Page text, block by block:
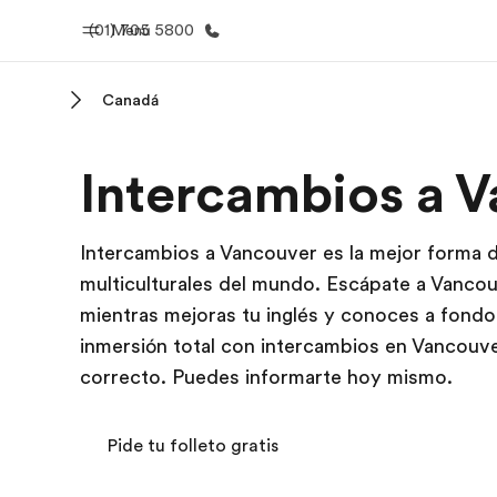
Menú
(01) 705 5800
Bienvenido a EF Ver todo lo
Canadá
Intercambios a
Intercambios a Vancouver es la mejor forma
multiculturales del mundo. Escápate a
mientras mejoras tu inglés y conoces a
inmersión total con intercambios en
correcto. Puedes informarte hoy mismo.
Pide tu folleto gratis